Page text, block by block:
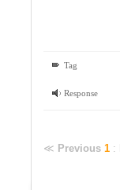
Tag
Response
≪ Previous 1 :